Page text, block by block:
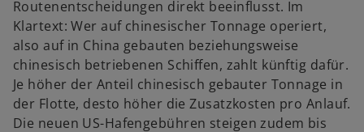
Routenentscheidungen direkt beeinflusst. Im
Klartext: Wer auf chinesischer Tonnage operiert,
also auf in China gebauten beziehungsweise
chinesisch betriebenen Schiffen, zahlt künftig dafür.
Je höher der Anteil chinesisch gebauter Tonnage in
der Flotte, desto höher die Zusatzkosten pro Anlauf.
Die neuen US-Hafengebühren steigen zudem bis